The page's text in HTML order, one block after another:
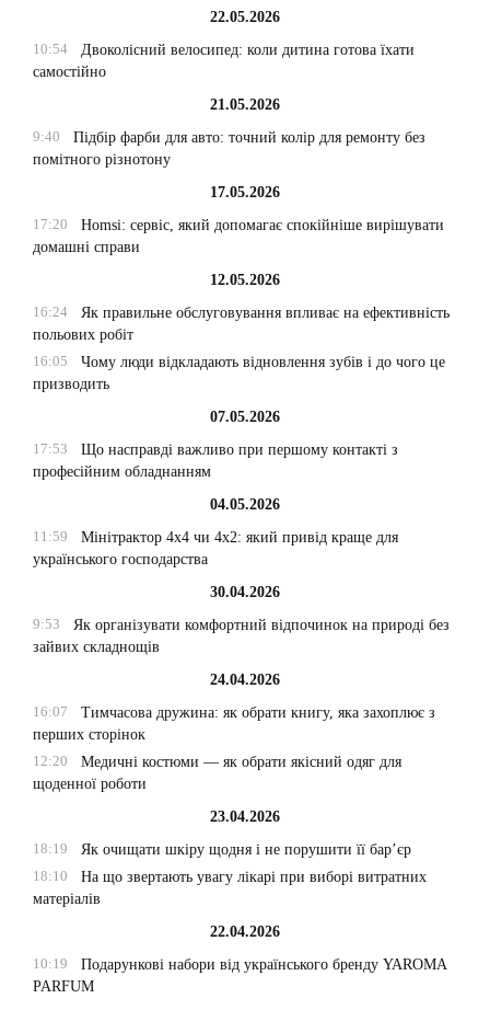
22.05.2026
10:54
Двоколісний велосипед: коли дитина готова їхати
самостійно
21.05.2026
9:40
Підбір фарби для авто: точний колір для ремонту без
помітного різнотону
17.05.2026
17:20
Homsi: сервіс, який допомагає спокійніше вирішувати
домашні справи
12.05.2026
16:24
Як правильне обслуговування впливає на ефективність
польових робіт
16:05
Чому люди відкладають відновлення зубів і до чого це
призводить
07.05.2026
17:53
Що насправді важливо при першому контакті з
професійним обладнанням
04.05.2026
11:59
Мінітрактор 4х4 чи 4х2: який привід краще для
українського господарства
30.04.2026
9:53
Як організувати комфортний відпочинок на природі без
зайвих складнощів
24.04.2026
16:07
Тимчасова дружина: як обрати книгу, яка захоплює з
перших сторінок
12:20
Медичні костюми — як обрати якісний одяг для
щоденної роботи
23.04.2026
18:19
Як очищати шкіру щодня і не порушити її бар’єр
18:10
На що звертають увагу лікарі при виборі витратних
матеріалів
22.04.2026
10:19
Подарункові набори від українського бренду YAROMA
PARFUM